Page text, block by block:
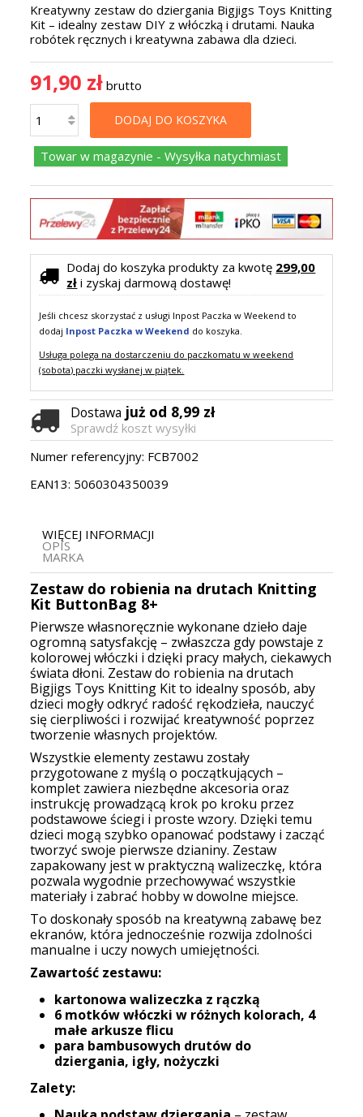
Kreatywny zestaw do dziergania Bigjigs Toys Knitting
Kit – idealny zestaw DIY z włóczką i drutami. Nauka
robótek ręcznych i kreatywna zabawa dla dzieci.
91,90 zł brutto
DODAJ DO KOSZYKA
Towar w magazynie - Wysyłka natychmiast
Dodaj do koszyka produkty za kwotę 299,00
zł i zyskaj darmową dostawę!
Jeśli chcesz skorzystać z usługi Inpost Paczka w Weekend to
dodaj Inpost Paczka w Weekend do koszyka.
Usługa polega na dostarczeniu do paczkomatu w weekend
(sobota) paczki wysłanej w piątek.
Dostawa już od 8,99 zł
Sprawdź koszt wysyłki
Numer referencyjny: FCB7002
EAN13: 5060304350039
WIĘCEJ INFORMACJI
OPIS
MARKA
Zestaw do robienia na drutach Knitting
Kit ButtonBag 8+
Pierwsze własnoręcznie wykonane dzieło daje
ogromną satysfakcję – zwłaszcza gdy powstaje z
kolorowej włóczki i dzięki pracy małych, ciekawych
świata dłoni. Zestaw do robienia na drutach
Bigjigs Toys Knitting Kit to idealny sposób, aby
dzieci mogły odkryć radość rękodzieła, nauczyć
się cierpliwości i rozwijać kreatywność poprzez
tworzenie własnych projektów.
Wszystkie elementy zestawu zostały
przygotowane z myślą o początkujących –
komplet zawiera niezbędne akcesoria oraz
instrukcję prowadzącą krok po kroku przez
podstawowe ściegi i proste wzory. Dzięki temu
dzieci mogą szybko opanować podstawy i zacząć
tworzyć swoje pierwsze dzianiny. Zestaw
zapakowany jest w praktyczną walizeczkę, która
pozwala wygodnie przechowywać wszystkie
materiały i zabrać hobby w dowolne miejsce.
To doskonały sposób na kreatywną zabawę bez
ekranów, która jednocześnie rozwija zdolności
manualne i uczy nowych umiejętności.
Zawartość zestawu:
kartonowa walizeczka z rączką
6 motków włóczki w różnych kolorach, 4
małe arkusze flicu
para bambusowych drutów do
dziergania, igły, nożyczki
Zalety: